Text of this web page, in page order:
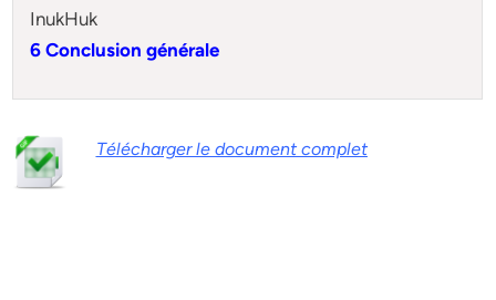
InukHuk
6 Conclusion générale
Télécharger le document complet